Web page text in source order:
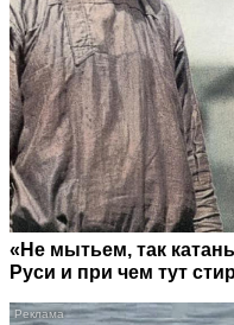
«Не мытьем, так
Руси и при чем тут